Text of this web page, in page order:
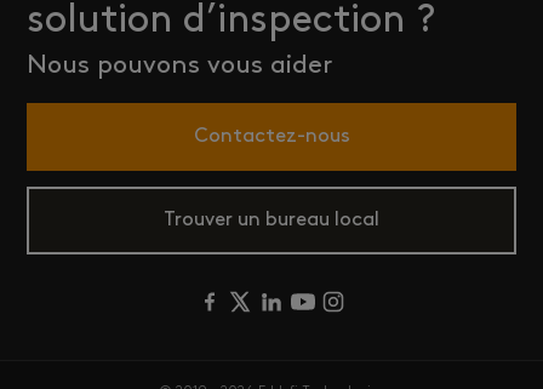
solution d’inspection ?
Nous pouvons vous aider
Contactez-nous
Trouver un bureau local